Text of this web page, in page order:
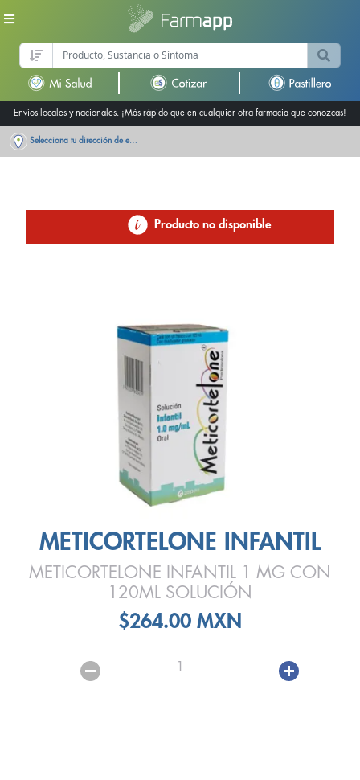
Envíos locales y nacionales. ¡Más rápido que en cualquier otra farmacia que conozcas!
Selecciona tu dirección de entrega
Producto no disponible
METICORTELONE INFANTIL
METICORTELONE INFANTIL 1 MG CON
120ML SOLUCIÓN
$264.00 MXN
1